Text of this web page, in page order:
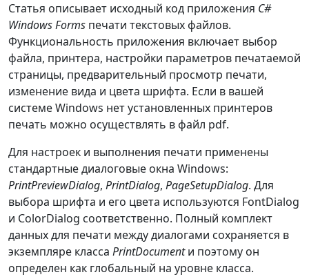
Статья описывает исходный код приложения C#
Windows Forms печати текстовых файлов.
Функциональность приложения включает выбор
файла, принтера, настройки параметров печатаемой
страницы, предварительный просмотр печати,
изменение вида и цвета шрифта. Если в вашей
системе Windows нет установленных принтеров
печать можно осуществлять в файл pdf.
Для настроек и выполнения печати применены
стандартные диалоговые окна Windows:
PrintPreviewDialog, PrintDialog, PageSetupDialog. Для
выбора шрифта и его цвета используются FontDialog
и ColorDialog соответственно. Полный комплект
данных для печати между диалогами сохраняется в
экземпляре класса PrintDocumentи поэтому он
определен как глобальный на уровне класса.